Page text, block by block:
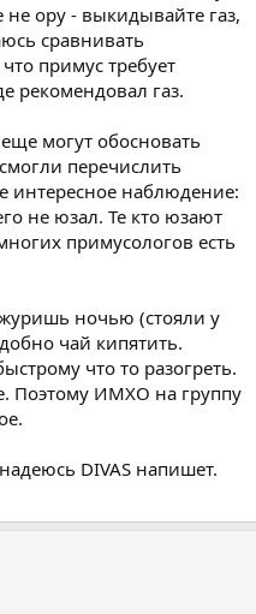
ору - выкидывайте газ,
сравнивать
примус требует
рекомендовал газ.
могут обосновать
перечислить
интересное наблюдение:
не юзал. Те кто юзают
примусологов есть
ночью (стояли у
чай кипятить.
что то разогреть.
Поэтому ИМХО на группу
DIVAS напишет.